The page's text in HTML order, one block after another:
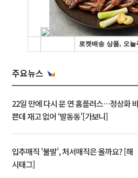
주요뉴스
22일 만에 다시 문 연 홈플러스…정상화
쁜데 재고 없어 ‘발동동’[가보니]
입추매직 '불발', 처서매직은 올까요? [해
시태그]